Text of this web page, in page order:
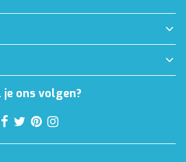
je ons volgen?